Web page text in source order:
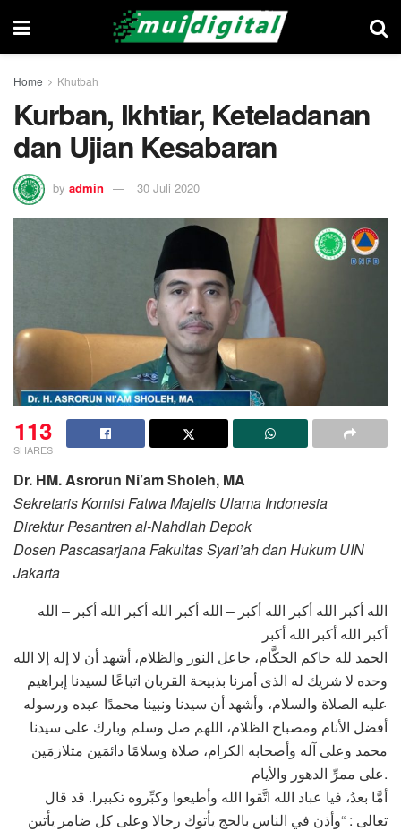
Home Khutbah
Kurban, Ikhtiar, Keteladanan
dan Ujian Kesabaran
by admin 30 Juli 2020
113
SHARES
Dr. HM. Asrorun Ni’am Sholeh, MA
Sekretaris Komisi Fatwa Majelis Ulama Indonesia
Direktur Pesantren al-Nahdlah Depok
Dosen Pascasarjana Fakultas Syari’ah dan Hukum UIN
Jakarta
الله أكبر الله أكبر الله أكبر – الله أكبر الله أكبر الله أكبر – الله
أكبر الله أكبر الله أكبر
الحمد لله حاكم الحكَّام، جاعل النور والظلام، أشهد أن لا إله إلا الله
وحده لا شريك له الذى أمرنا بذبيحة القربان اتباعًا لسيدنا إبراهيم
عليه الصلاة والسلام، وأشهد أن سيدنا ونبينا محمدًا عبده ورسوله
أفضل الأنام ومصباح الظلام، اللهم صل وسلم وبارك على سيدنا
محمد وعلى آله وأصحابه الكرام، صلاة وسلامًا دائمَين متلازمَين
على ممرِّ الدهور والأيام.
أمَّا بعدُ، فيا عباد الله اتَّقوا الله وأطيعوا وكبِّروه تكبيرا. قد قال
تعالى : “وأذن في الناس بالحج يأتوك رجالا وعلى كل ضامر يأتين